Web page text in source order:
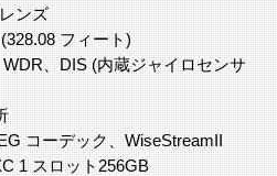
ンズ
フィート)
、DIS (内蔵ジャイロセンサ
コーデック、WiseStreamII
1 スロット256GB